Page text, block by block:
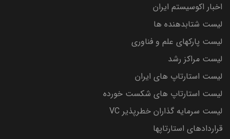
اخبار اکوسیستم ایران
لیست شتابدهنده ها
لیست پارکهای علم و فناوری
لیست مراکز رشد
لیست استارتاپ های ایران
لیست استارتاپ های شکست خورده
لیست سرمایه گذاران خطرپذیر VC
قراردادهای استارتاپها